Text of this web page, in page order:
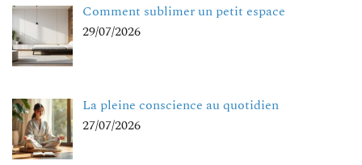
Comment sublimer un petit espace
29/07/2026
La pleine conscience au quotidien
27/07/2026